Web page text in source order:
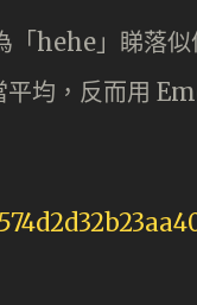
「hehe」睇落
均，反而用